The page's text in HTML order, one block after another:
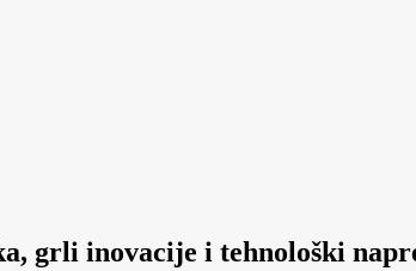
grli inovacije i tehnološki